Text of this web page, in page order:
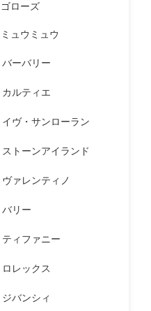
ゴローズ
ミュウミュウ
バーバリー
カルティエ
イヴ・サンローラン
ストーンアイランド
ヴァレンティノ
バリー
ティファニー
ロレックス
ジバンシィ